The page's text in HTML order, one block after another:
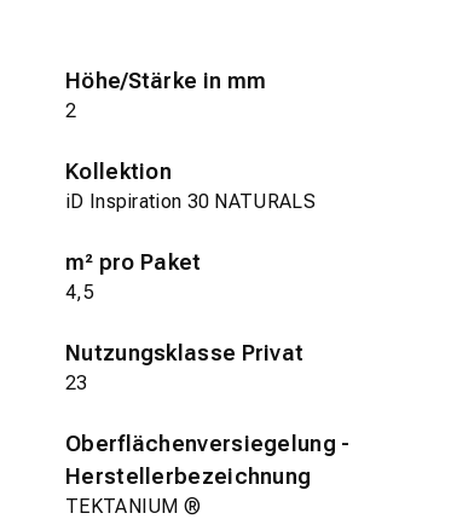
Höhe/Stärke in mm
2
Kollektion
iD Inspiration 30 NATURALS
m² pro Paket
4,5
Nutzungsklasse Privat
23
Oberflächenversiegelung -
Herstellerbezeichnung
TEKTANIUM ®